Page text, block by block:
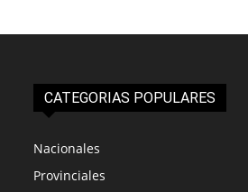
CATEGORIAS POPULARES
Nacionales
Provinciales